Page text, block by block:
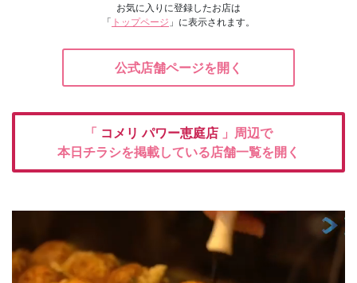
お気に入りに登録したお店は
「 トップページ 」に表示されます。
公式店舗ページを開く
「 コメリパワー恵庭店 」周辺で
本日チラシを掲載している店舗一覧を開く